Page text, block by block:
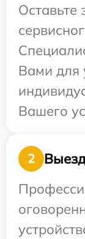
Оставьте
Вами для
Вашего
2